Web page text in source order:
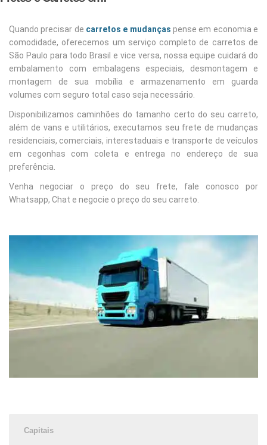
Quando precisar de carretos e mudanças pense em economia e
comodidade, oferecemos um serviço completo de carretos de
São Paulo para todo Brasil e vice versa, nossa equipe cuidará do
embalamento com embalagens especiais, desmontagem e
montagem de sua mobília e armazenamento em guarda
volumes com seguro total caso seja necessário.
Disponibilizamos caminhões do tamanho certo do seu carreto,
além de vans e utilitários, executamos seu frete de mudanças
residenciais, comerciais, interestaduais e transporte de veículos
em cegonhas com coleta e entrega no endereço de sua
preferência.
Venha negociar o preço do seu frete, fale conosco por
Whatsapp, Chat e negocie o preço do seu carreto.
Capitais